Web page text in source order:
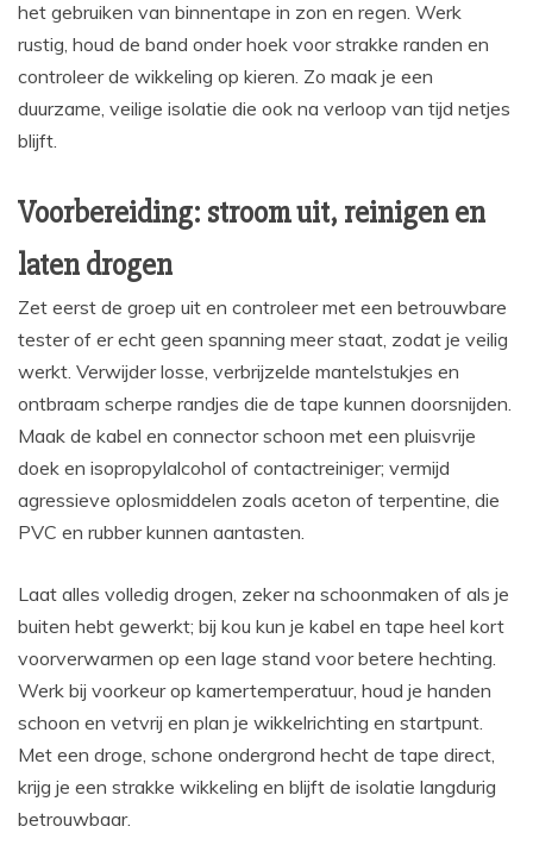
het gebruiken van binnentape in zon en regen. Werk
rustig, houd de band onder hoek voor strakke randen en
controleer de wikkeling op kieren. Zo maak je een
duurzame, veilige isolatie die ook na verloop van tijd netjes
blijft.
Voorbereiding: stroom uit, reinigen en
laten drogen
Zet eerst de groep uit en controleer met een betrouwbare
tester of er echt geen spanning meer staat, zodat je veilig
werkt. Verwijder losse, verbrijzelde mantelstukjes en
ontbraam scherpe randjes die de tape kunnen doorsnijden.
Maak de kabel en connector schoon met een pluisvrije
doek en isopropylalcohol of contactreiniger; vermijd
agressieve oplosmiddelen zoals aceton of terpentine, die
PVC en rubber kunnen aantasten.
Laat alles volledig drogen, zeker na schoonmaken of als je
buiten hebt gewerkt; bij kou kun je kabel en tape heel kort
voorverwarmen op een lage stand voor betere hechting.
Werk bij voorkeur op kamertemperatuur, houd je handen
schoon en vetvrij en plan je wikkelrichting en startpunt.
Met een droge, schone ondergrond hecht de tape direct,
krijg je een strakke wikkeling en blijft de isolatie langdurig
betrouwbaar.